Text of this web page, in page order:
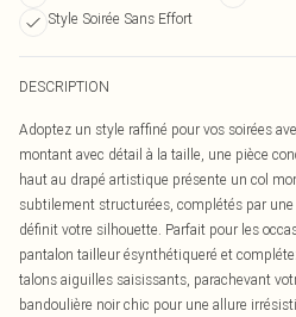
Style Soirée Sans Effort
DESCRIPTION
Adoptez un style raffiné pour vos soirées
montant avec détail à la taille, une pièce
haut au drapé artistique présente un col
subtilement structurées, complétés par
définit votre silhouette. Parfait pour les
pantalon tailleur ésynthétiqueré et
talons aiguilles saisissants, parachevant
bandoulière noir chic pour une allure